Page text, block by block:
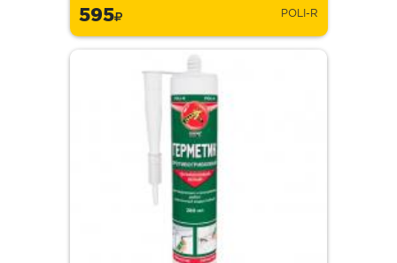
595 POLI-R